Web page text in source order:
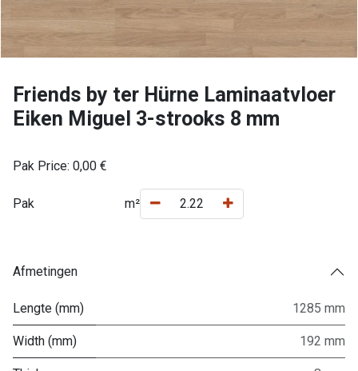
Friends by ter Hürne Laminaatvloer
Eiken Miguel 3-strooks 8 mm
Pak Price: 0,00 €
Pak m²
Afmetingen
Lengte (mm) 1285 mm
Width (mm) 192 mm